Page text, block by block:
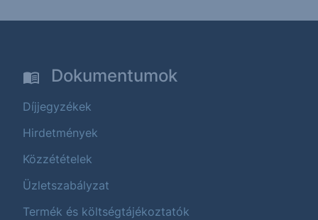
Dokumentumok
Díjjegyzékek
Hirdetmények
Közzétételek
Üzletszabályzat
Termék és költségtájékoztatók